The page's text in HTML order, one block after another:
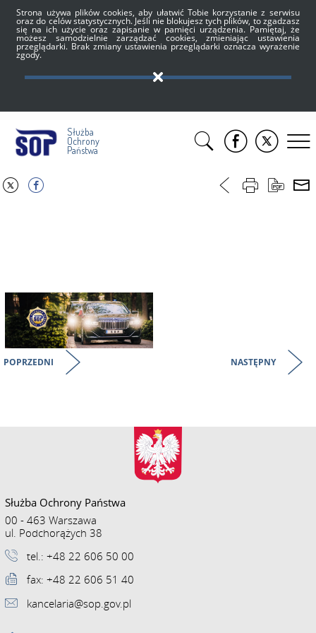
Strona używa plików cookies, aby ułatwić Tobie korzystanie z serwisu
oraz do celów statystycznych. Jeśli nie blokujesz tych plików, to zgadzasz
się na ich użycie oraz zapisanie w pamięci urządzenia. Pamiętaj, że
możesz samodzielnie zarządzać cookies, zmieniając ustawienia
przeglądarki. Brak zmiany ustawienia przeglądarki oznacza wyrażenie
zgody.
Służba
Ochrony
Państwa
POPRZEDNI NASTĘPNY
Służba Ochrony Państwa
00 - 463 Warszawa
ul. Podchorążych 38
tel.: +48 22 606 50 00
fax: +48 22 606 51 40
kancelaria@sop.gov.pl